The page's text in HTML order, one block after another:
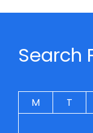
Search
M
T